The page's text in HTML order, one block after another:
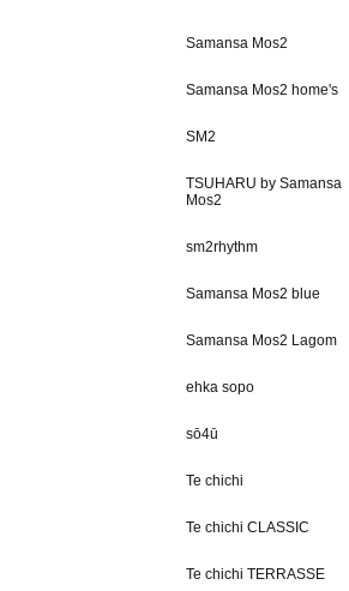
Samansa Mos2
Samansa Mos2 home's
SM2
TSUHARU by Samansa
Mos2
sm2rhythm
Samansa Mos2 blue
Samansa Mos2 Lagom
ehka sopo
sō4ū
Te chichi
Te chichi CLASSIC
Te chichi TERRASSE